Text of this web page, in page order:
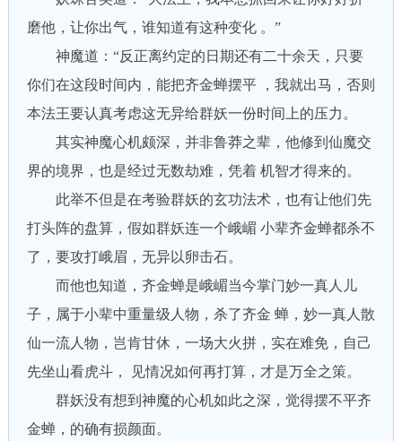
磨他，让你出气，谁知道有这种变化 。”
神魔道：“反正离约定的日期还有二十余天，只要
你们在这段时间内，能把齐金蝉摆平 ，我就出马，否则
本法王要认真考虑这无异给群妖一份时间上的压力。
其实神魔心机颇深，并非鲁莽之辈，他修到仙魔交
界的境界，也是经过无数劫难，凭着 机智才得来的。
此举不但是在考验群妖的玄功法术，也有让他们先
打头阵的盘算，假如群妖连一个峨嵋 小辈齐金蝉都杀不
了，要攻打峨眉，无异以卵击石。
而他也知道，齐金蝉是峨嵋当今掌门妙一真人儿
子，属于小辈中重量级人物，杀了齐金 蝉，妙一真人散
仙一流人物，岂肯甘休，一场大火拼，实在难免，自己
先坐山看虎斗， 见情况如何再打算，才是万全之策。
群妖没有想到神魔的心机如此之深，觉得摆不平齐
金蝉，的确有损颜面。